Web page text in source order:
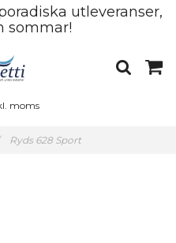
utleveranser,
sommar!
moms
Ryds 628 Sport